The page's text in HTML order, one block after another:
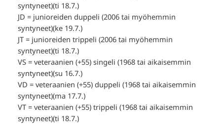
syntyneet)(ti 18.7.)
JD = junioreiden duppeli (2006 tai myöhemmin
syntyneet)(ke 19.7.)
JT = junioreiden trippeli (2006 tai myöhemmin
syntyneet)(ti 18.7.)
VS = veteraanien (+55) singeli (1968 tai aikaisemmin
syntyneet)(su 16.7.)
VD = veteraanien (+55) duppeli (1968 tai aikaisemmin
syntyneet)(ma 17.7.)
VT = veteraanien (+55) trippeli (1968 tai aikaisemmin
syntyneet)(ti 18.7.)